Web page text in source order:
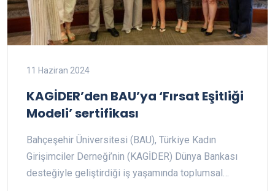
11 Haziran 2024
KAGİDER’den BAU’ya ‘Fırsat Eşitliği
Modeli’ sertifikası
Bahçeşehir Üniversitesi (BAU), Türkiye Kadın
Girişimciler Derneği’nin (KAGİDER) Dünya Bankası
desteğiyle geliştirdiği iş yaşamında toplumsal…